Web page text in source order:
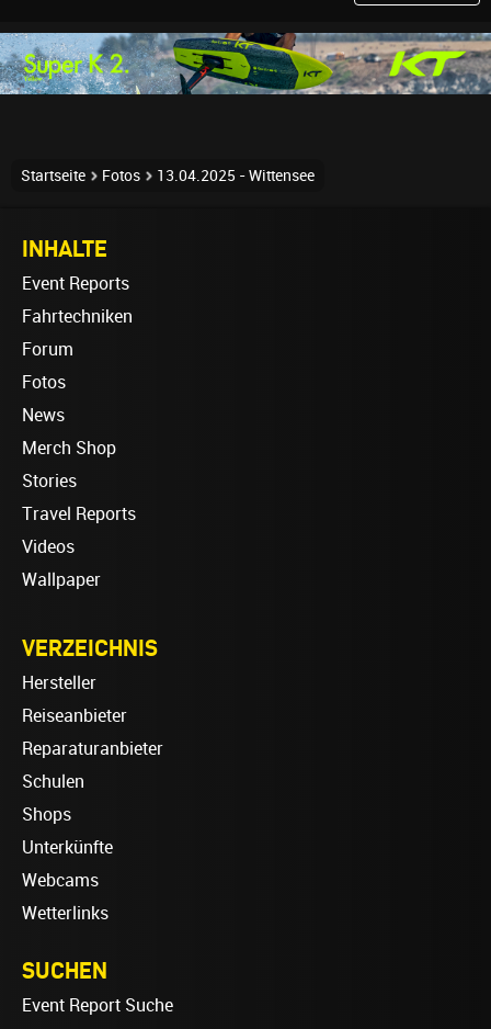
Startseite Fotos 13.04.2025 - Wittensee
INHALTE
Event Reports
Fahrtechniken
Forum
Fotos
News
Merch Shop
Stories
Travel Reports
Videos
Wallpaper
VERZEICHNIS
Hersteller
Reiseanbieter
Reparaturanbieter
Schulen
Shops
Unterkünfte
Webcams
Wetterlinks
SUCHEN
Event Report Suche